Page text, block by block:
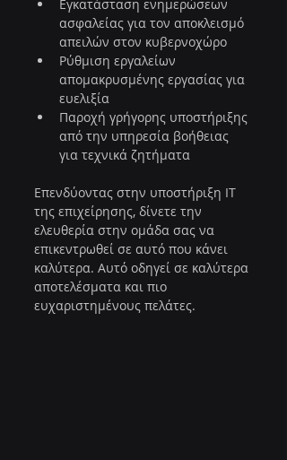
Εγκατάσταση ενημερώσεων
ασφαλείας για τον αποκλεισμό
απειλών στον κυβερνοχώρο
Ρύθμιση εργαλείων
απομακρυσμένης εργασίας για
ευελιξία
Παροχή γρήγορης υποστήριξης
από την υπηρεσία βοήθειας
για τεχνικά ζητήματα
Επενδύοντας στην υποστήριξη IT
της επιχείρησης, δίνετε την
ελευθερία στην ομάδα σας να
επικεντρωθεί σε αυτό που κάνει
καλύτερα. Αυτό οδηγεί σε καλύτερα
αποτελέσματα και πιο
ευχαριστημένους πελάτες.